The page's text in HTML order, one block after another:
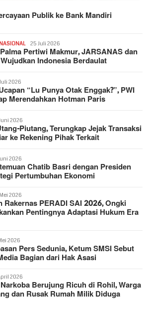
Publik ke Bank Mandiri
25 Juli 2026
Pertiwi Makmur, JARSANAS dan
Indonesia Berdaulat
2026
“Lu Punya Otak Enggak?”, PWI
Merendahkan Hotman Paris
2026
Piutang, Terungkap Jejak Transaksi
ke Rekening Pihak Terkait
2026
Chatib Basri dengan Presiden
Pertumbuhan Ekonomi
2026
Rakernas PERADI SAI 2026, Ongki
Pentingnya Adaptasi Hukum Era
2026
Pers Sedunia, Ketum SMSI Sebut
Bagian dari Hak Asasi
2026
Berujung Ricuh di Rohil, Warga
dan Rusak Rumah Milik Diduga